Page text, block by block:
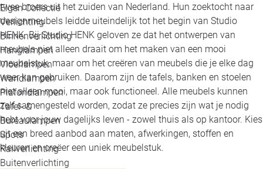
Eigen Collectie
Verlichting
Binnenverlichting
Hanglampen
Vloerlampen
Wandlampen
Plafondlampen
Tafel- &
Bureaulampen
Spots
Railverlichting
Buitenverlichting
twee broers uit het zuiden van Nederland. Hun zoektocht naar
designmeubels leidde uiteindelijk tot het begin van Studio
HENK. Bij Studio HENK geloven ze dat het ontwerpen van
meubels niet alleen draait om het maken van een mooi
meubelstuk, maar om het creëren van meubels die je elke dag
weer kan gebruiken. Daarom zijn de tafels, banken en stoelen
niet alleen mooi, maar ook functioneel. Alle meubels kunnen
zelf samengesteld worden, zodat ze precies zijn wat je nodig
hebt voor jouw dagelijks leven - zowel thuis als op kantoor. Kies
uit een breed aanbod aan maten, afwerkingen, stoffen en
kleuren en creëer een uniek meubelstuk.